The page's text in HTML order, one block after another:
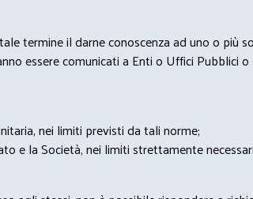
termine il darne conoscenza ad uno o più
essere comunicati a Enti o Uffici Pubblici
nei limiti previsti da tali norme;
e la Società, nei limiti strettamente